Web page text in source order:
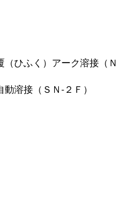
ひふく）アーク溶接（Ｎ
動溶接（ＳＮ-２Ｆ）